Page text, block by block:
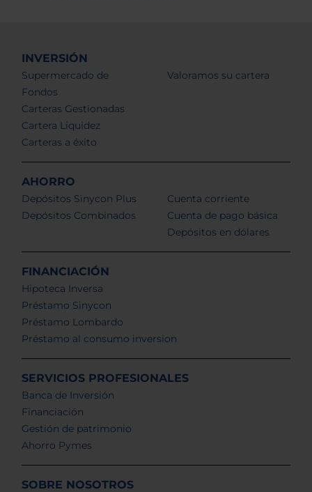
INVERSIÓN
Supermercado de
Fondos
Carteras Gestionadas
Cartera Liquidez
Carteras a éxito
Valoramos su cartera
AHORRO
Depósitos Sinycon Plus
Depósitos Combinados
Cuenta corriente
Cuenta de pago básica
Depósitos en dólares
FINANCIACIÓN
Hipoteca Inversa
Préstamo Sinycon
Préstamo Lombardo
Préstamo al consumo inversion
SERVICIOS PROFESIONALES
Banca de Inversión
Financiación
Gestión de patrimonio
Ahorro Pymes
SOBRE NOSOTROS